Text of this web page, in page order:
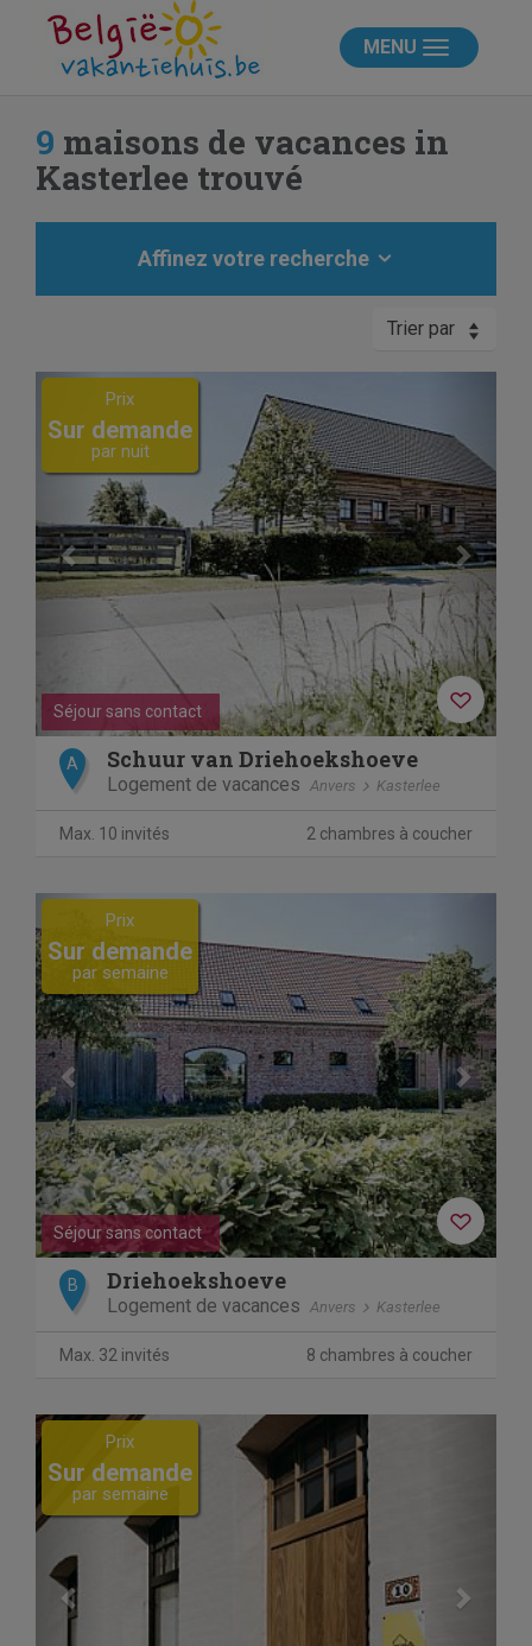
MENU
9 maisons de vacances in
Kasterlee trouvé
Affinez votre recherche
Trier par
Previous
Séjour sans contact
Prix
Sur demande
par nuit
A Schuur van Driehoekshoeve
Logement de vacances Anvers Kasterlee
Max. 10 invités 2 chambres à coucher
Previous
Séjour sans contact
Prix
Sur demande
par semaine
B Driehoekshoeve
Logement de vacances Anvers Kasterlee
Max. 32 invités 8 chambres à coucher
Previous
Prix
Sur demande
par semaine